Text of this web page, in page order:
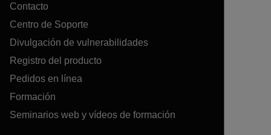
Contacto
Centro de Soporte
Divulgación de vulnerabilidades
Registro del producto
Pedidos en línea
Formación
Seminarios web y vídeos de formación